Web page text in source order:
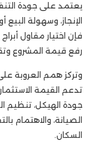
يعتمد على جودة
الإنجاز، وسهولة البيع
فإن اختيار مقاول
رفع قيمة المشروع
وتركز همم العروبة
تدعم القيمة
جودة الهيكل، تنظيم
الصيانة، والاهتمام
السكان.